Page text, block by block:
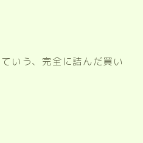
いう、完全に詰んだ買い